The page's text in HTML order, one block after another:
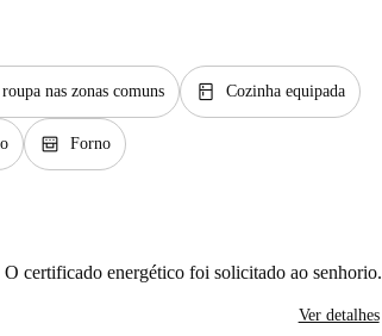
nas zonas comuns kitchen Cozinha equipada
oven_gen Forno
O certificado energético foi solicitado ao senhorio.
Ver detalhes